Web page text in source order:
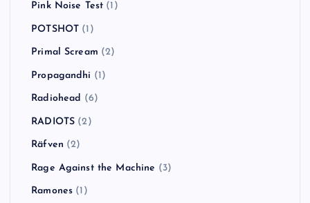
Pink Noise Test (1)
POTSHOT (1)
Primal Scream (2)
Propagandhi (1)
Radiohead (6)
RADIOTS (2)
Räfven (2)
Rage Against the Machine (3)
Ramones (1)